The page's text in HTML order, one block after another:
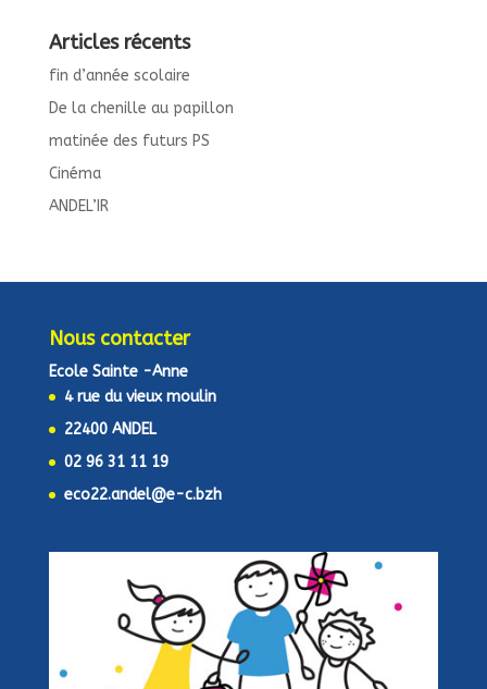
Articles récents
fin d’année scolaire
De la chenille au papillon
matinée des futurs PS
Cinéma
ANDEL’IR
Nous contacter
Ecole Sainte -Anne
4 rue du vieux moulin
22400 ANDEL
02 96 31 11 19
eco22.andel@e-c.bzh